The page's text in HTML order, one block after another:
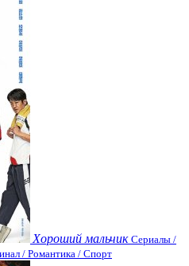
Хороший мальчик Сериалы /
/ Романтика / Спорт